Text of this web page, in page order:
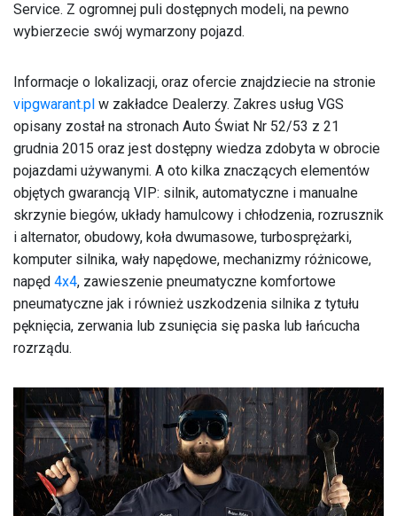
Service. Z ogromnej puli dostępnych modeli, na pewno
wybierzecie swój wymarzony pojazd.
Informacje o lokalizacji, oraz ofercie znajdziecie na stronie
vipgwarant.pl w zakładce Dealerzy. Zakres usług VGS
opisany został na stronach Auto Świat Nr 52/53 z 21
grudnia 2015 oraz jest dostępny wiedza zdobyta w obrocie
pojazdami używanymi. A oto kilka znaczących elementów
objętych gwarancją VIP: silnik, automatyczne i manualne
skrzynie biegów, układy hamulcowy i chłodzenia, rozrusznik
i alternator, obudowy, koła dwumasowe, turbosprężarki,
komputer silnika, wały napędowe, mechanizmy różnicowe,
napęd 4x4, zawieszenie pneumatyczne komfortowe
pneumatyczne jak i również uszkodzenia silnika z tytułu
pęknięcia, zerwania lub zsunięcia się paska lub łańcucha
rozrządu.